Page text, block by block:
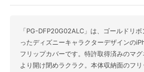
「PG-DFP20G02ALC」は、ゴールドリ
ったディズニーキャラクターデザインの
フリップカバーです。特許取得済みのマ
より開け閉めラクラク。本体収納面のフ